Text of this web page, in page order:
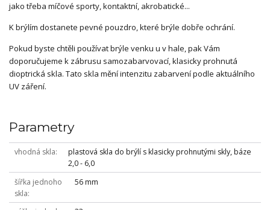
jako třeba míčové sporty, kontaktní, akrobatické...
K brýlím dostanete pevné pouzdro, které brýle dobře ochrání.
Pokud byste chtěli používat brýle venku u v hale, pak Vám
doporučujeme k zábrusu samozabarvovací, klasicky prohnutá
dioptrická skla. Tato skla mění intenzitu zabarvení podle aktuálního
UV záření.
Parametry
vhodná skla
plastová skla do brýlí s klasicky prohnutými skly, báze
2,0 - 6,0
šířka jednoho
skla
56 mm